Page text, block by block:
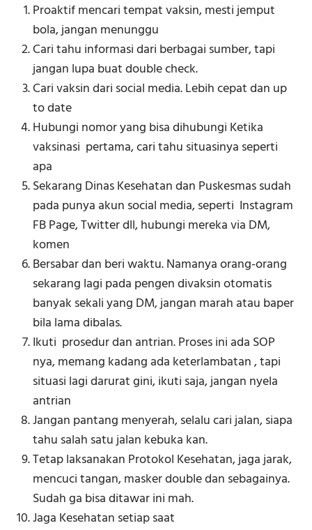
Proaktif mencari tempat vaksin, mesti jemput
bola, jangan menunggu
Cari tahu informasi dari berbagai sumber, tapi
jangan lupa buat double check.
Cari vaksin dari social media. Lebih cepat dan up
to date
Hubungi nomor yang bisa dihubungi Ketika
vaksinasi pertama, cari tahu situasinya seperti
apa
Sekarang Dinas Kesehatan dan Puskesmas sudah
pada punya akun social media, seperti Instagram
FB Page, Twitter dll, hubungi mereka via DM,
komen
Bersabar dan beri waktu. Namanya orang-orang
sekarang lagi pada pengen divaksin otomatis
banyak sekali yang DM, jangan marah atau baper
bila lama dibalas.
Ikuti prosedur dan antrian. Proses ini ada SOP
nya, memang kadang ada keterlambatan , tapi
situasi lagi darurat gini, ikuti saja, jangan nyela
antrian
Jangan pantang menyerah, selalu cari jalan, siapa
tahu salah satu jalan kebuka kan.
Tetap laksanakan Protokol Kesehatan, jaga jarak,
mencuci tangan, masker double dan sebagainya.
Sudah ga bisa ditawar ini mah.
Jaga Kesehatan setiap saat